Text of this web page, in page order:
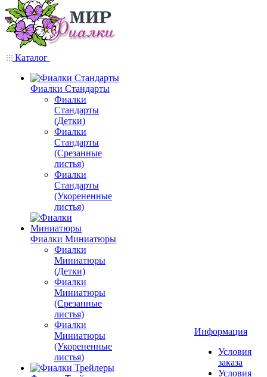
Каталог
Фиалки Стандарты
Фиалки
Стандарты
(Детки)
Фиалки
Стандарты
(Срезанные
листья)
Фиалки
Стандарты
(Укорененные
листья)
Фиалки Миниатюры
Фиалки
Миниатюры
(Детки)
Фиалки
Миниатюры
(Срезанные
листья)
Фиалки
Миниатюры
(Укорененные
листья)
Информация
Условия
заказа
Условия